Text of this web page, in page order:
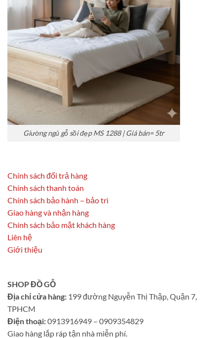
Giường ngủ gỗ sồi đẹp MS 1288 | Giá bán= 5tr
Chính sách đổi trả hàng
Chính sách thanh toán
Chính sách bảo hành – bảo trì
Giao hàng và nhận hàng
Chính sách bảo mật khách hàng
Liên hệ
Giới thiệu
SHOP ĐỒ GỖ
Địa chỉ cửa hàng: 199 đường Nguyễn Thị Thập, Quận 7,
TPHCM
Điện thoại:0913916949 – 0909354829
Giao hàng lắp ráp tận nhà miễn phí.